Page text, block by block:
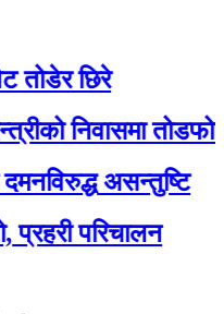
छिरे
तोडफोड र
असन्तुष्टि
परिचालन